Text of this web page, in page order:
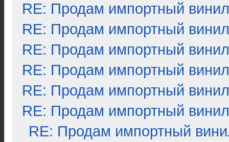
RE: Продам импортный винил
RE: Продам импортный винил
RE: Продам импортный винил
RE: Продам импортный винил
RE: Продам импортный винил
RE: Продам импортный винил
RE: Продам импортный